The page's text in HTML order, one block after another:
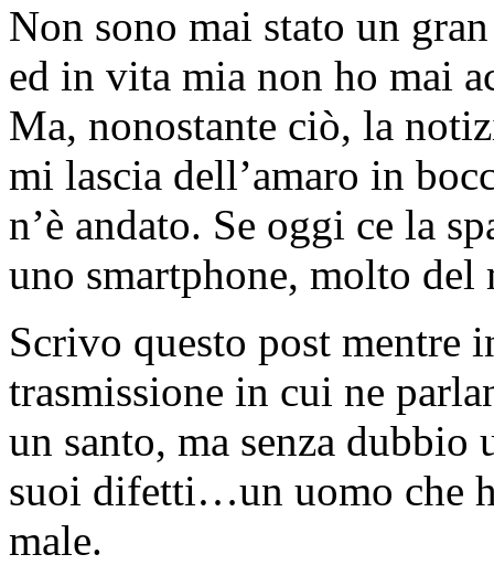
Non sono mai stato un
ed in vita mia non ho mai
Ma, nonostante ciò, la
mi lascia dell’amaro in
n’è andato. Se oggi ce la
uno smartphone, molto del
Scrivo questo post mentre
trasmissione in cui ne
un santo, ma senza
suoi difetti…un uomo che
male.